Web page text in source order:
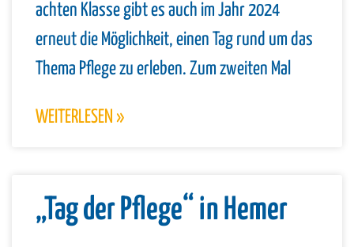
achten Klasse gibt es auch im Jahr 2024
erneut die Möglichkeit, einen Tag rund um das
Thema Pflege zu erleben. Zum zweiten Mal
WEITERLESEN »
„Tag der Pflege“ in Hemer